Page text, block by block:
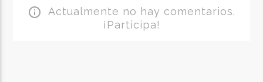
info_outline Actualmente no hay comentarios.
¡Participa!